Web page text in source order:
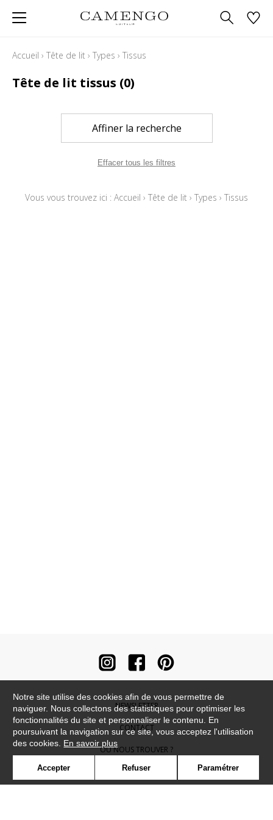
Accueil › Tête de lit › Types › Tissus
Tête de lit tissus (0)
Affiner la recherche
Effacer tous les filtres
Vous vous trouvez ici : Accueil › Tête de lit › Types › Tissus
NEWSLETTER
CONTACT
OÙ NOUS TROUVER ?
CONTRACT
Notre site utilise des cookies afin de vous permettre de
naviguer. Nous collectons des statistiques pour optimiser les
fonctionnalités du site et personnaliser le contenu. En
poursuivant la navigation sur ce site, vous acceptez l'utilisation
des cookies. En savoir plus
Accepter Refuser Paramétrer